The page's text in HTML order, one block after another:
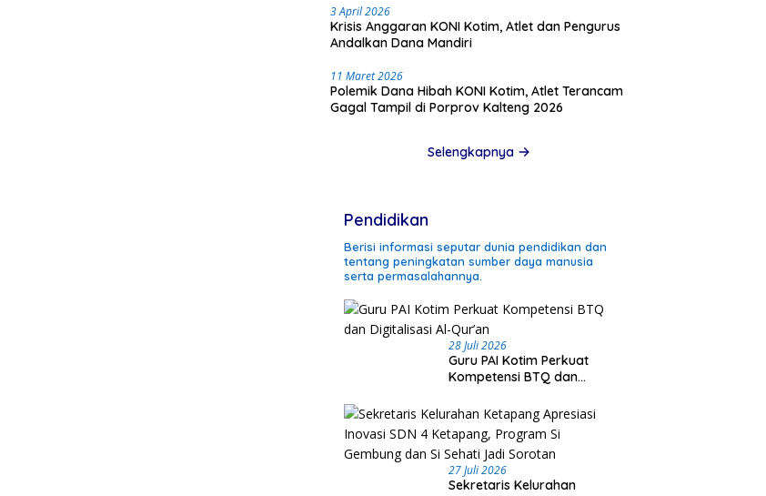
3 April 2026
Krisis Anggaran KONI Kotim, Atlet dan Pengurus
Andalkan Dana Mandiri
11 Maret 2026
Polemik Dana Hibah KONI Kotim, Atlet Terancam
Gagal Tampil di Porprov Kalteng 2026
Selengkapnya
Pendidikan
Berisi informasi seputar dunia pendidikan dan
tentang peningkatan sumber daya manusia
serta permasalahannya.
28 Juli 2026
Guru PAI Kotim Perkuat
Kompetensi BTQ dan
27 Juli 2026
Sekretaris Kelurahan